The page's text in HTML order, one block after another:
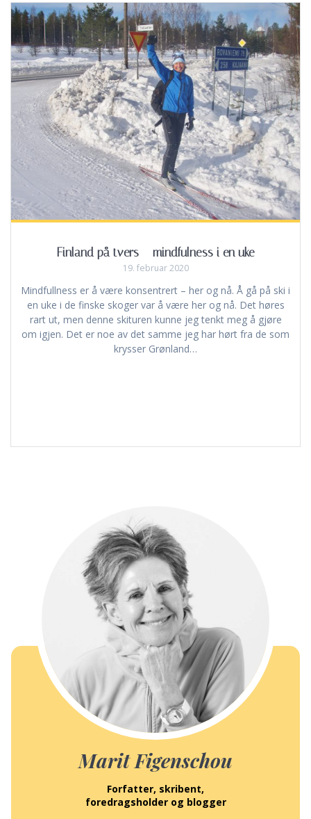
Finland på tvers – mindfulness i en uke
19. februar 2020
Mindfullness er å være konsentrert – her og nå. Å gå på ski i
en uke i de finske skoger var å være her og nå. Det høres
rart ut, men denne skituren kunne jeg tenkt meg å gjøre
om igjen. Det er noe av det samme jeg har hørt fra de som
krysser Grønland…
Marit Figenschou
Forfatter, skribent,
foredragsholder og blogger